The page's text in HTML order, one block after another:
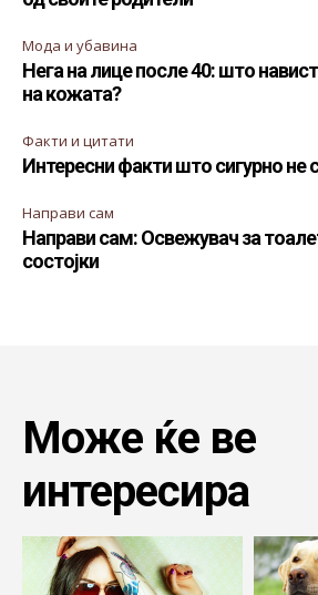
Мода и убавина
Нега на лице после 40: што
на кожата?
Факти и цитати
Интересни факти што сигурно не
Направи сам
Направи сам: Освежувач за
состојки
Може ќе ве
интересира